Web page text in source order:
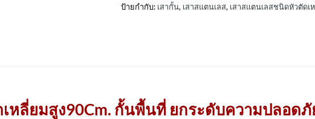
ป้ายกำกับ: เสากั้น, เสาสแตนเลส, เสาสแตนเลสชนิดหัวตัดเ
เหลี่ยมสูง90Cm. กั้นพื้นที่ ยกระดับความปลอด